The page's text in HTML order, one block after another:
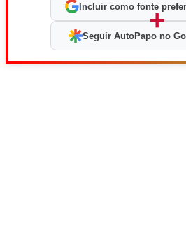
Incluir como fonte
+
Seguir AutoPapo no